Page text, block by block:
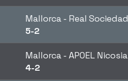
Mallorca - Real Sociedad
5-2
Mallorca - APOEL Nicosia
4-2